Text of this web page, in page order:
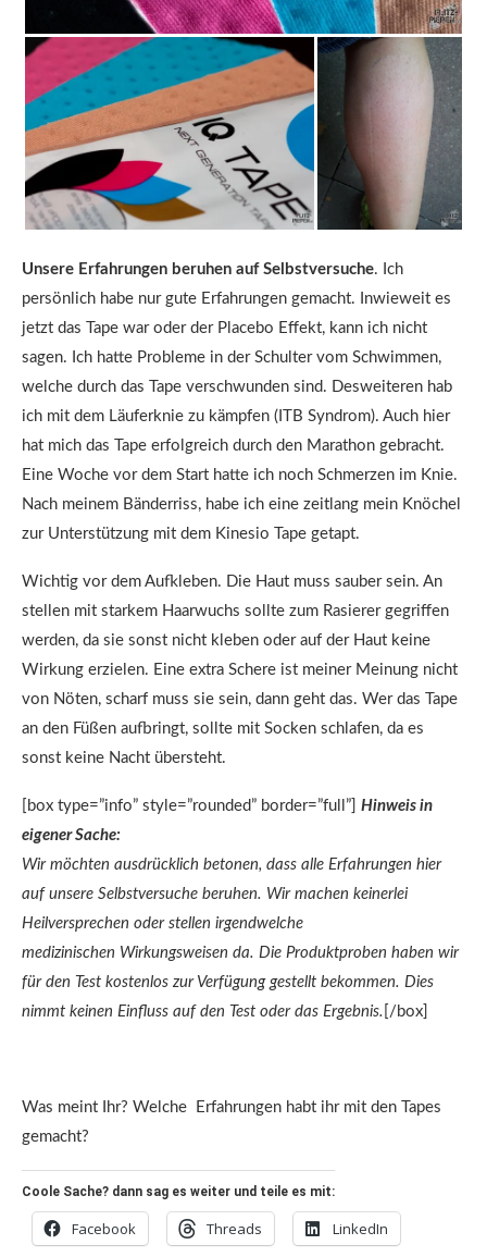
Unsere Erfahrungen beruhen auf Selbstversuche. Ich
persönlich habe nur gute Erfahrungen gemacht. Inwieweit es
jetzt das Tape war oder der Placebo Effekt, kann ich nicht
sagen. Ich hatte Probleme in der Schulter vom Schwimmen,
welche durch das Tape verschwunden sind. Desweiteren hab
ich mit dem Läuferknie zu kämpfen (ITB Syndrom). Auch hier
hat mich das Tape erfolgreich durch den Marathon gebracht.
Eine Woche vor dem Start hatte ich noch Schmerzen im Knie.
Nach meinem Bänderriss, habe ich eine zeitlang mein Knöchel
zur Unterstützung mit dem Kinesio Tape getapt.
Wichtig vor dem Aufkleben. Die Haut muss sauber sein. An
stellen mit starkem Haarwuchs sollte zum Rasierer gegriffen
werden, da sie sonst nicht kleben oder auf der Haut keine
Wirkung erzielen. Eine extra Schere ist meiner Meinung nicht
von Nöten, scharf muss sie sein, dann geht das. Wer das Tape
an den Füßen aufbringt, sollte mit Socken schlafen, da es
sonst keine Nacht übersteht.
[box type=”info” style=”rounded” border=”full”] Hinweis in
eigener Sache:
Wir möchten ausdrücklich betonen, dass alle Erfahrungen hier
auf unsere Selbstversuche beruhen. Wir machen keinerlei
Heilversprechen oder stellen irgendwelche
medizinischen Wirkungsweisen da. Die Produktproben haben wir
für den Test kostenlos zur Verfügung gestellt bekommen. Dies
nimmt keinen Einfluss auf den Test oder das Ergebnis. [/box]
Was meint Ihr? Welche Erfahrungen habt ihr mit den Tapes
gemacht?
Coole Sache? dann sag es weiter und teile es mit:
Facebook Threads LinkedIn